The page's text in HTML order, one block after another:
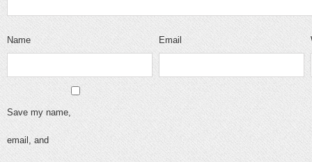
Name Email
Save my name,
email, and